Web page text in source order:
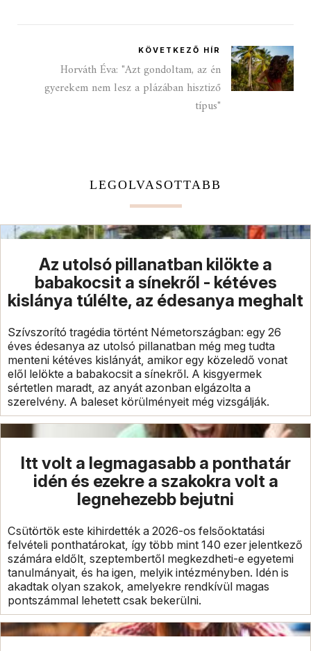
KÖVETKEZŐ HÍR
Horváth Éva: "Azt gondoltam, az én
gyerekem nem lesz a plázában hisztiző
típus"
LEGOLVASOTTABB
Az utolsó pillanatban kilökte a
babakocsit a sínekről - kétéves
kislánya túlélte, az édesanya meghalt
Szívszorító tragédia történt Németországban: egy 26
éves édesanya az utolsó pillanatban még meg tudta
menteni kétéves kislányát, amikor egy közeledő vonat
elől lelökte a babakocsit a sínekről. A kisgyermek
sértetlen maradt, az anyát azonban elgázolta a
szerelvény. A baleset körülményeit még vizsgálják.
Itt volt a legmagasabb a ponthatár
idén és ezekre a szakokra volt a
legnehezebb bejutni
Csütörtök este kihirdették a 2026-os felsőoktatási
felvételi ponthatárokat, így több mint 140 ezer jelentkező
számára eldőlt, szeptembertől megkezdheti-e egyetemi
tanulmányait, és ha igen, melyik intézményben. Idén is
akadtak olyan szakok, amelyekre rendkívül magas
pontszámmal lehetett csak bekerülni.